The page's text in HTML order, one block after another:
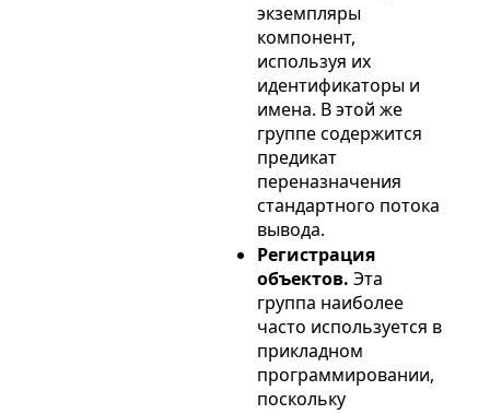
экземпляры
компонент,
используя их
идентификаторы и
имена. В этой же
группе содержится
предикат
переназначения
стандартного потока
вывода.
Регистрация
объектов. Эта
группа наиболее
часто используется в
прикладном
программировании,
поскольку